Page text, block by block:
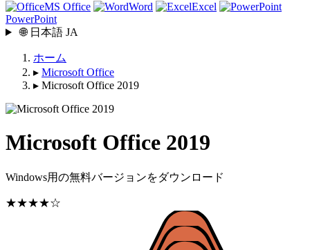
MS Office
Word
Excel
PowerPoint
🌐 日本語 JA
ホーム
▸ Microsoft Office
▸ Microsoft Office 2019
Microsoft Office 2019
Windows用の無料バージョンをダウンロード
★★★★☆